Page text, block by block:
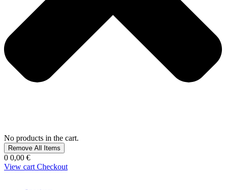
No products in the cart.
Remove All Items
0 0,00 €
View cart Checkout